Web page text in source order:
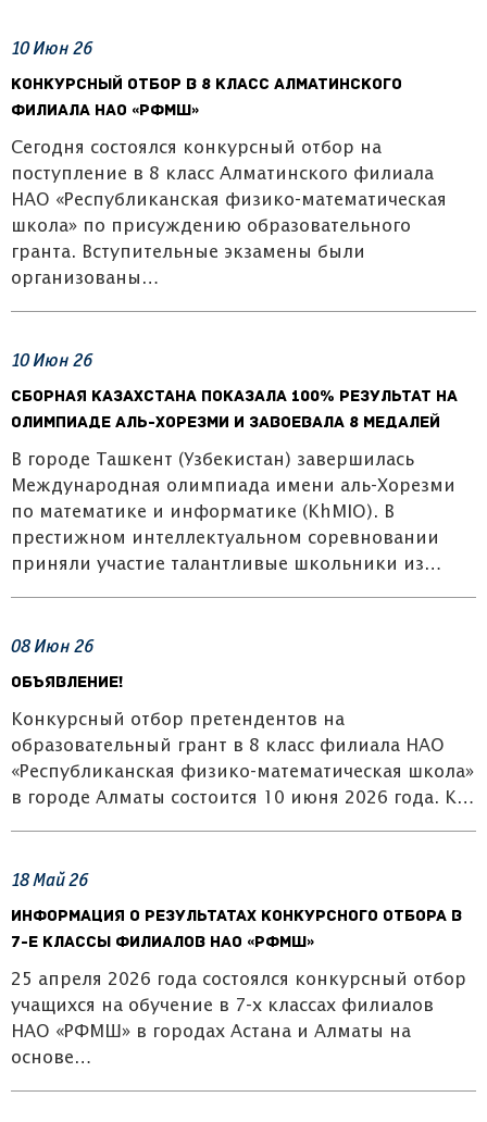
10Июн 26
Конкурсный отбор в 8 класс Алматинского
филиала НАО «РФМШ»
Сегодня состоялся конкурсный отбор на
поступление в 8 класс Алматинского филиала
НАО «Республиканская физико-математическая
школа» по присуждению образовательного
гранта. Вступительные экзамены были
организованы…
10Июн 26
Сборная Казахстана показала 100% результат на
олимпиаде аль-Хорезми и завоевала 8 медалей
В городе Ташкент (Узбекистан) завершилась
Международная олимпиада имени аль-Хорезми
по математике и информатике (KhMIO). В
престижном интеллектуальном соревновании
приняли участие талантливые школьники из…
08Июн 26
ОБЪЯВЛЕНИЕ!
Конкурсный отбор претендентов на
образовательный грант в 8 класс филиала НАО
«Республиканская физико-математическая школа»
в городе Алматы состоится 10 июня 2026 года. К…
18Май26
Информация о результатах конкурсного отбора в
7-е классы филиалов НАО «РФМШ»
25 апреля 2026 года состоялся конкурсный отбор
учащихся на обучение в 7-х классах филиалов
НАО «РФМШ» в городах Астана и Алматы на
основе…